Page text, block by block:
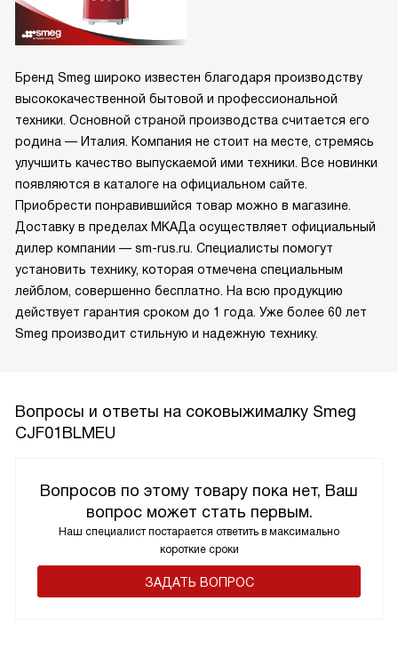
Бренд Smeg широко известен благодаря производству
высококачественной бытовой и профессиональной
техники. Основной страной производства считается его
родина — Италия. Компания не стоит на месте, стремясь
улучшить качество выпускаемой ими техники. Все новинки
появляются в каталоге на официальном сайте.
Приобрести понравившийся товар можно в магазине.
Доставку в пределах МКАДа осуществляет официальный
дилер компании — sm-rus.ru. Специалисты помогут
установить технику, которая отмечена специальным
лейблом, совершенно бесплатно. На всю продукцию
действует гарантия сроком до 1 года. Уже более 60 лет
Smeg производит стильную и надежную технику.
Вопросы и ответы на соковыжималку Smeg
CJF01BLMEU
Вопросов по этому товару пока нет, Ваш
вопрос может стать первым.
Наш специалист постарается ответить в максимально
короткие сроки
ЗАДАТЬ ВОПРОС